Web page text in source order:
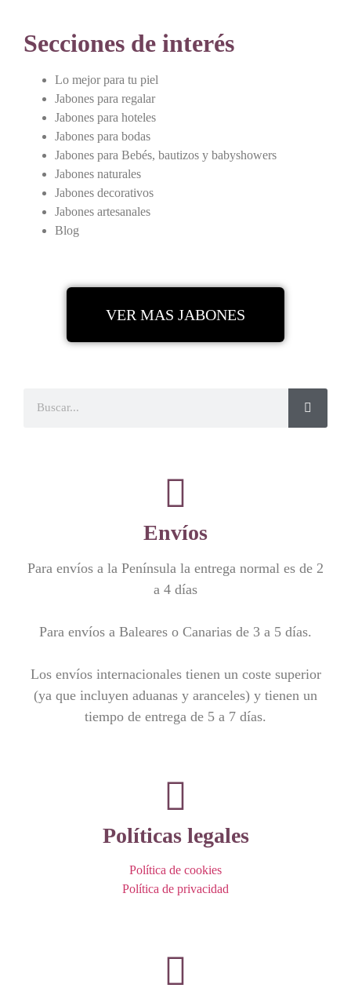
Secciones de interés
Lo mejor para tu piel
Jabones para regalar
Jabones para hoteles
Jabones para bodas
Jabones para Bebés, bautizos y babyshowers
Jabones naturales
Jabones decorativos
Jabones artesanales
Blog
VER MAS JABONES
Envíos
Para envíos a la Península la entrega normal es de 2
a 4 días
Para envíos a Baleares o Canarias de 3 a 5 días.
Los envíos internacionales tienen un coste superior
(ya que incluyen aduanas y aranceles) y tienen un
tiempo de entrega de 5 a 7 días.
Políticas legales
Política de cookies
Política de privacidad